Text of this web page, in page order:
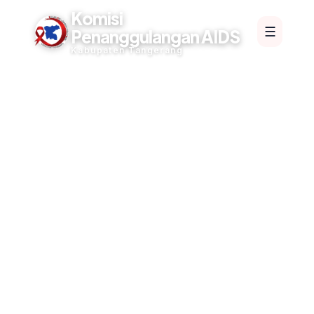
Komisi
Penanggulangan AIDS
Kabupaten Tangerang
☰